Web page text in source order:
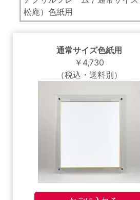
松庵）色紙用
通常サイズ色紙用
￥4,730
（税込・送料別）